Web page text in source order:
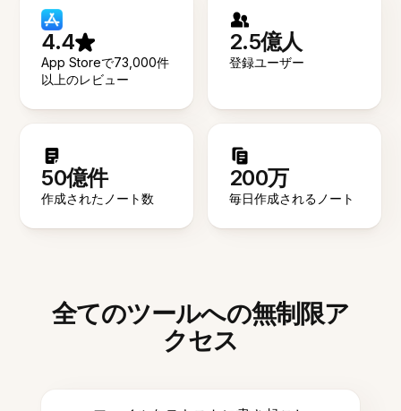
4.4
App Storeで73,000件
以上のレビュー
2.5億人
登録ユーザー
50億件
作成されたノート数
200万
毎日作成されるノート
全てのツールへの無制限ア
クセス